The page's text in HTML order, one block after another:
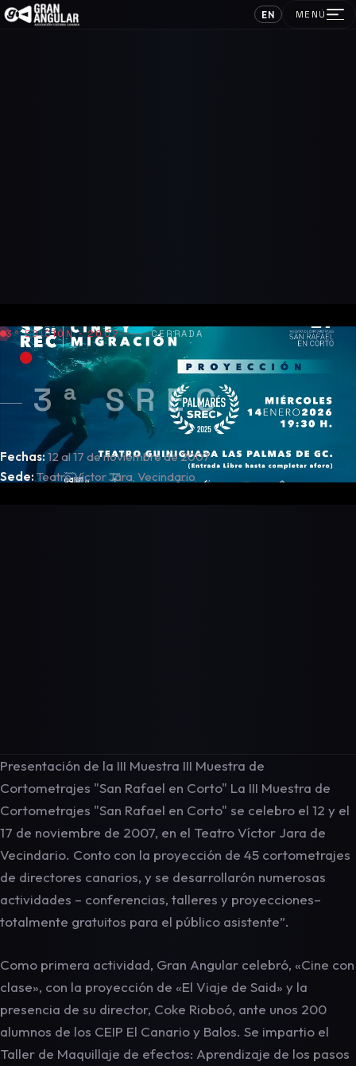
EN MENÚ
3ª EDICIÓN · 2007 CERRADA
3ª SREC
Fechas:12 al 17 de noviembre de 2007
Sede: Teatro Víctor Jara, Vecindario
Presentación de la III Muestra III Muestra de
Cortometrajes "San Rafael en Corto" La III Muestra de
Cortometrajes "San Rafael en Corto" se celebro el 12 y el
17 de noviembre de 2007, en el Teatro Víctor Jara de
Vecindario. Conto con la proyección de 45 cortometrajes
de directores canarios, y se desarrollarón numerosas
actividades – conferencias, talleres y proyecciones–
totalmente gratuitos para el público asistente”.
Como primera actividad, Gran Angular celebró, «Cine con
clase», con la proyección de «El Viaje de Said» y la
presencia de su director, Coke Rioboó, ante unos 200
alumnos de los CEIP El Canario y Balos. Se impartio el
Taller de Maquillaje de efectos: Aprendizaje de los pasos